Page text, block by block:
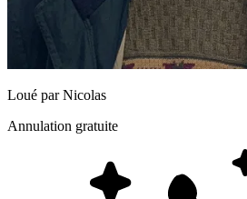
Loué parNicolas
Annulation gratuite